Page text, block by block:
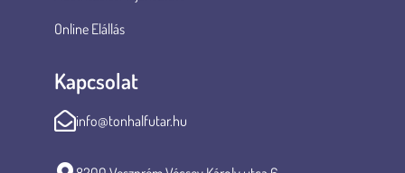
Online Elállás
Kapcsolat
info@tonhalfutar.hu